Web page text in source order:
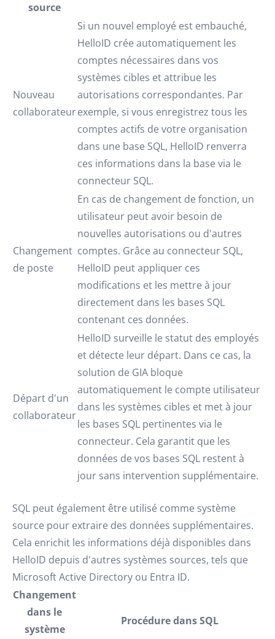
source
Nouveau
collaborateur
Si un nouvel employé est embauché,
HelloID crée automatiquement les
comptes nécessaires dans vos
systèmes cibles et attribue les
autorisations correspondantes. Par
exemple, si vous enregistrez tous les
comptes actifs de votre organisation
dans une base SQL, HelloID renverra
ces informations dans la base via le
connecteur SQL.
Changement
de poste
En cas de changement de fonction, un
utilisateur peut avoir besoin de
nouvelles autorisations ou d'autres
comptes. Grâce au connecteur SQL,
HelloID peut appliquer ces
modifications et les mettre à jour
directement dans les bases SQL
contenant ces données.
Départ d'un
collaborateur
HelloID surveille le statut des employés
et détecte leur départ. Dans ce cas, la
solution de GIA bloque
automatiquement le compte utilisateur
dans les systèmes cibles et met à jour
les bases SQL pertinentes via le
connecteur. Cela garantit que les
données de vos bases SQL restent à
jour sans intervention supplémentaire.
SQL peut également être utilisé comme système
source pour extraire des données supplémentaires.
Cela enrichit les informations déjà disponibles dans
HelloID depuis d'autres systèmes sources, tels que
Microsoft Active Directory ou Entra ID.
Changement
dans le
système
Procédure dans SQL